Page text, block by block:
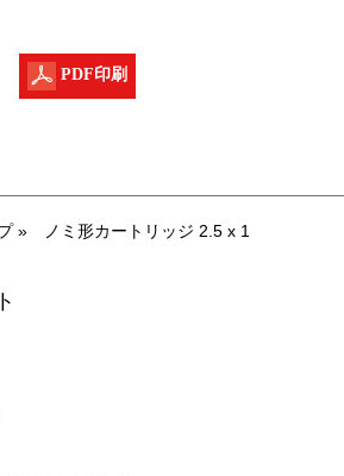
PDF印刷
» ノミ形カートリッジ 2.5 x 1